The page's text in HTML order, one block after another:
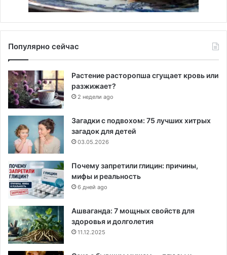
Популярно сейчас
Растение расторопша сгущает кровь или
разжижает?
2 недели ago
Загадки с подвохом: 75 лучших хитрых
загадок для детей
03.05.2026
Почему запретили глицин: причины,
мифы и реальность
6 дней ago
Ашваганда: 7 мощных свойств для
здоровья и долголетия
11.12.2025